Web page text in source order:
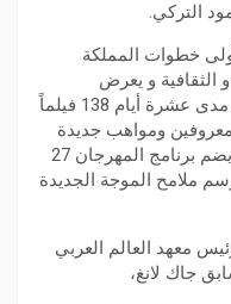
التركي.
خطوات المملكة
الثقافية و يعرض
المهرجان في دورته الافتتاحية وعلى مدى عشرة أيام 138 فيلماً
لغة لمخرجين معروفين ومواهب جديدة
يتم اكتشافها وتقديمها لأول مرة. كما يضم برنامج المهرجان 27
ملامح الموجة الجديدة
معهد العالم العربي
جاك لانغ،